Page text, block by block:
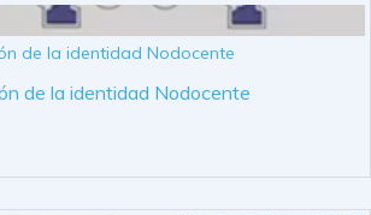
de la identidad Nodocente